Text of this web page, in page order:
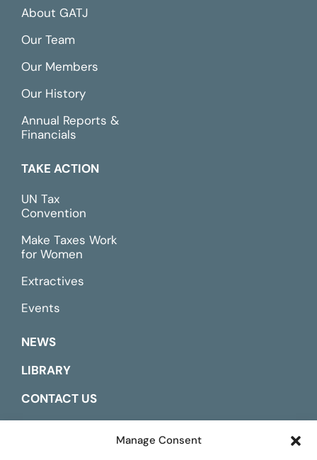
Manage Consent
About GATJ
Our Team
Our Members
Our History
Annual Reports &
Financials
TAKE ACTION
UN Tax
Convention
Make Taxes Work
for Women
Extractives
Events
NEWS
LIBRARY
CONTACT US